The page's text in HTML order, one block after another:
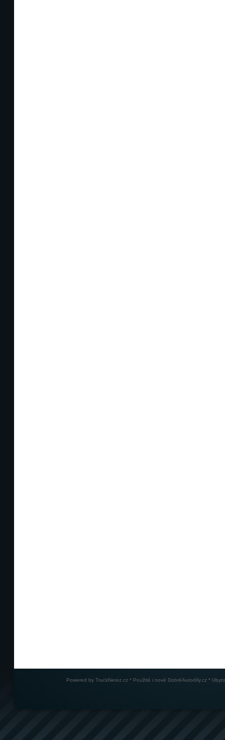
Powered by TruckNerez.cz* Použité i nové DobréAutodíly.cz*